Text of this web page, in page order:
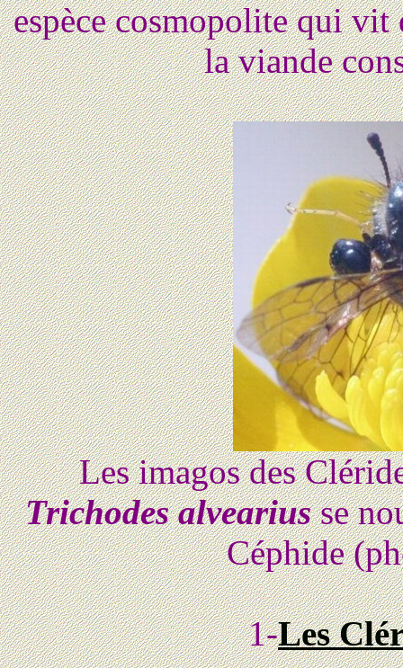
espèce cosmopolite qui vit
la viande
Les imagos des
Trichodes alveariusse
Céphide
1-Les